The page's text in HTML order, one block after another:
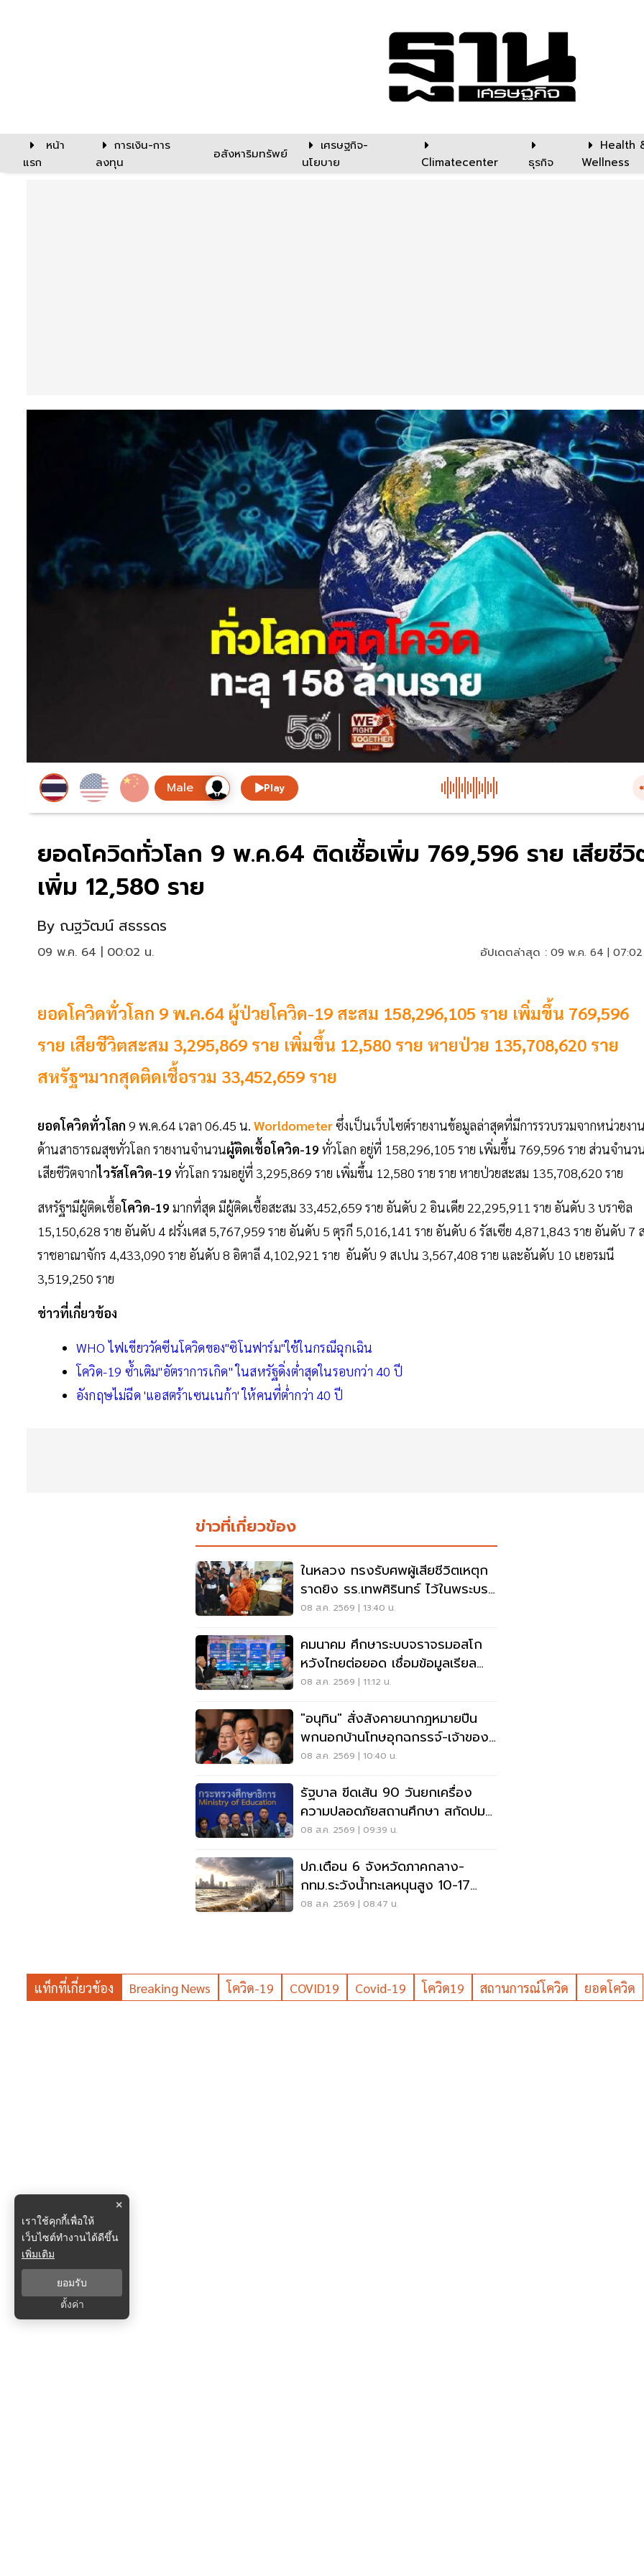
หน้า
แรก
การเงิน-การ
ลงทุน
อสังหาริมทรัพย์
เศรษฐกิจ-
นโยบาย
Climatecenter ธุรกิจ
Health
Wellness
Play
ยอดโควิดทั่วโลก 9 พ.ค.64 ติดเชื้อเพิ่ม 769,596 ราย เสียชีวิ
เพิ่ม 12,580 ราย
By ณฐวัฒน์ สธรรดร
09 พ.ค. 64 | 00:02 น. อัปเดตล่าสุด : 09 พ.ค. 64 | 07:02
ยอดโควิดทั่วโลก 9 พ.ค.64 ผู้ป่วยโควิด-19 สะสม 158,296,105 ราย เพิ่มขึ้น 769,596
ราย เสียชีวิตสะสม 3,295,869 ราย เพิ่มขึ้น 12,580 ราย หายป่วย 135,708,620 ราย
สหรัฐฯมากสุดติดเชื้อรวม 33,452,659 ราย
ยอดโควิดทั่วโลก 9 พ.ค.64 เวลา 06.45 น. Worldometerซึ่งเป็นเว็บไซต์รายงานข้อมูลล่าสุดที่มีการรวบรวมจากหน่วยงาน
ด้านสาธารณสุขทั่วโลก รายงานจำนวนผู้ติดเชื้อโควิด-19 ทั่วโลก อยู่ที่ 158,296,105 ราย เพิ่มขึ้น 769,596 ราย ส่วนจำนว
เสียชีวิตจากไวรัสโควิด-19 ทั่วโลก รวมอยู่ที่ 3,295,869 ราย เพิ่มขึ้น 12,580 ราย ราย หายป่วยสะสม 135,708,620 ราย
สหรัฐฯมีผู้ติดเชื้อโควิด-19 มากที่สุด มีผู้ติดเชื้อสะสม 33,452,659 ราย อันดับ 2 อินเดีย 22,295,911 ราย อันดับ 3 บราซิล
15,150,628 ราย อันดับ 4 ฝรั่งเศส 5,767,959 ราย อันดับ 5 ตุรกี 5,016,141 ราย อันดับ 6 รัสเซีย 4,871,843 ราย อันดับ 7
ราชอาณาจักร 4,433,090 ราย อันดับ 8 อิตาลี 4,102,921 ราย อันดับ 9 สเปน 3,567,408 ราย และอันดับ 10 เยอรมนี
3,519,250 ราย
ช่าวที่เกี่ยวข้อง
WHO ไฟเขียววัคซีนโควิดของ"ซิโนฟาร์ม"ใช้ในกรณีฉุกเฉิน
โควิด-19 ซ้ำเติม"อัตราการเกิด" ในสหรัฐดิ่งต่ำสุดในรอบกว่า 40 ปี
อังกฤษไม่ฉีด 'แอสตร้าเซนเนก้า' ให้คนที่ต่ำกว่า 40 ปี
ข่าวที่เกี่ยวข้อง
ในหลวง ทรงรับศพผู้เสียชีวิตเหตุก
ราดยิง รร.เทพศิรินทร์ ไว้ในพระบรม
ราชานุเคราะห์
08 ส.ค. 2569 | 13:40 น.
คมนาคม ศึกษาระบบจราจรมอสโก
หวังไทยต่อยอด เชื่อมข้อมูลเรียล
ไทม์ แก้รถติด
08 ส.ค. 2569 | 11:12 น.
"อนุทิน" สั่งสังคายนากฎหมายปืน
พกนอกบ้านโทษอุกฉกรรจ์-เจ้าของ
โดนหนัก
08 ส.ค. 2569 | 10:40 น.
รัฐบาล ขีดเส้น 90 วันยกเครื่อง
ความปลอดภัยสถานศึกษา สกัดปม
บูลลี่
08 ส.ค. 2569 | 09:39 น.
ปภ.เตือน 6 จังหวัดภาคกลาง-
กทม.ระวังน้ำทะเลหนุนสูง 10-17
ส.ค.69
08 ส.ค. 2569 | 08:47 น.
แท็กที่เกี่ยวข้อง Breaking News โควิด-19 COVID19 Covid-19 โควิด19 สถานการณ์โควิด ยอดโควิด
×
เราใช้คุกกี้เพื่อให้
เว็บไซต์ทำงานได้ดีขึ้น
เพิ่มเติม
ยอมรับ
ตั้งค่า